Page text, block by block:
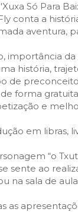
Só Para
conta a
aventura,
importância
história,
de preconceito
forma
e
em libras,
“o
sente ao
na sala de
as